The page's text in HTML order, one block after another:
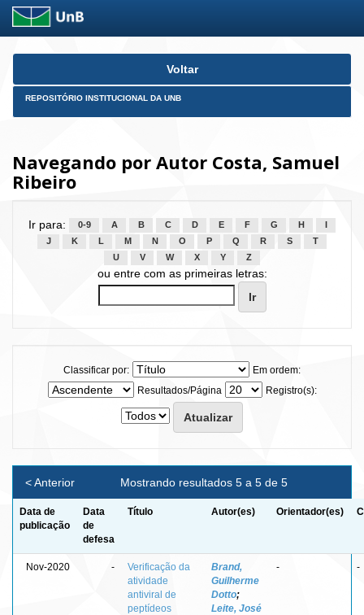
Skip
Voltar
REPOSITÓRIO INSTITUCIONAL DA UNB
Navegando por Autor Costa, Samuel
Ribeiro
Ir para: 0-9 A B C D E F G H
J
K L M N O P Q R S
T
U
V W X Y Z
ou entre com as primeiras letras:
Classificar por:
Em ordem:
Resultados/Página
Registro(s):
Mostrando resultados 5 a 5 de 5
< Anterior
Data de
publicação
Data
de
defesa
Título Autor(es) Orientador(es)
Nov-2020 -
Verificação da
atividade
antiviral de
peptídeos
Brand,
Guilherme
Dotto;
Leite, José
- -